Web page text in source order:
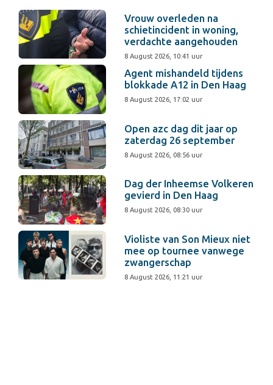
Vrouw overleden na
schietincident in woning,
verdachte aangehouden
8 August 2026, 10:41 uur
Agent mishandeld tijdens
blokkade A12 in Den Haag
8 August 2026, 17:02 uur
Open azc dag dit jaar op
zaterdag 26 september
8 August 2026, 08:56 uur
Dag der Inheemse Volkeren
gevierd in Den Haag
8 August 2026, 08:30 uur
Violiste van Son Mieux niet
mee op tournee vanwege
zwangerschap
8 August 2026, 11:21 uur